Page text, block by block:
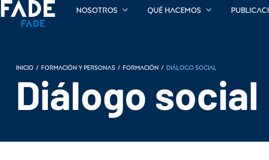
Nosotros Qué hacemos
Inicio / Formación y personas / Formación / Diálogo social
Diálogo social